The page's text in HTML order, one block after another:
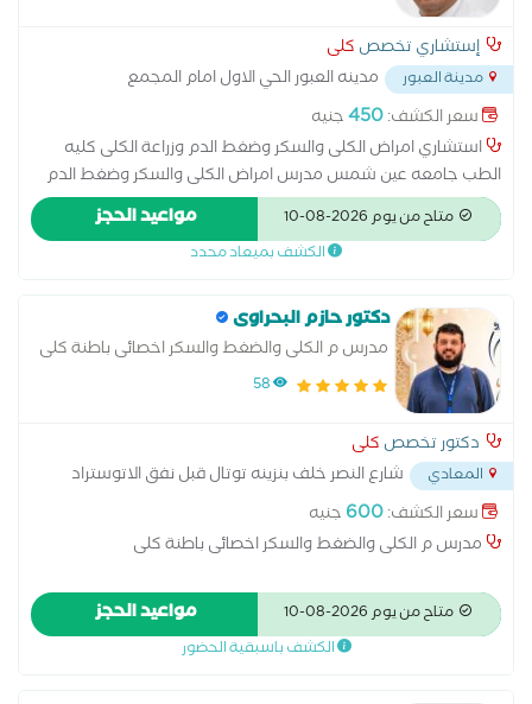
إستشاري تخصص كلى
مدينة العبور
مدينه العبور الحي الاول امام المجمع
الاسلامي خلف فودافون بجوار سنتر العبور
سعر الكشف:450جنيه
استشاري امراض الكلى والسكر وضغط الدم وزراعة الكلى كليه
الطب جامعه عين شمس مدرس امراض الكلى والسكر وضغط الدم
وزراعه الكلى كليه الطب جامعه عين شمس عضو الجمعيه الاوروبيه
لزراعه الكلى وضغط الدم عضو الجمعيه المصريه لزراعه الكلى وضغط
متاح من يوم 2026-08-10 مواعيد الحجز
الكشف بميعاد محدد
دكتور حازم البحراوى
مدرس م الكلى والضغط والسكر اخصائى باطنة كلى
58
دكتور تخصص كلى
المعادي
شارع النصر خلف بنزينه توتال قبل نفق الاتوستراد
سعر الكشف:600 جنيه
مدرس م الكلى والضغط والسكر اخصائى باطنة كلى
متاح من يوم 2026-08-10 مواعيد الحجز
الكشف باسبقية الحضور